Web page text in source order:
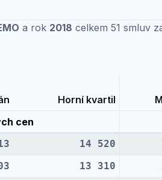
a rok 2018 celkem 51 smluv
Horní kvartil
cen
14 520
13 310